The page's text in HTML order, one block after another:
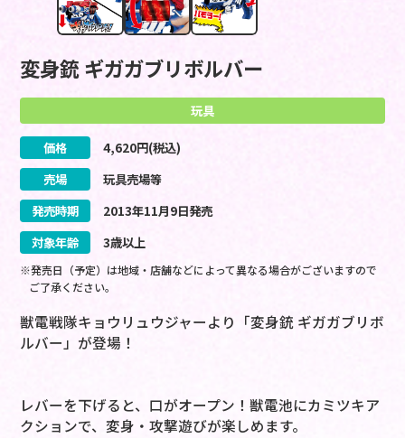
変身銃 ギガガブリボルバー
玩具
価格 4,620円(税込)
売場
玩具売場等
発売時期
2013年11月9日発売
対象年齢
3歳以上
※発売日（予定）は地域・店舗などによって異なる場合がございますので
ご了承ください。
獣電戦隊キョウリュウジャーより「変身銃 ギガガブリボ
ルバー」が登場！
レバーを下げると、口がオープン！獣電池にカミツキア
クションで、変身・攻撃遊びが楽しめます。